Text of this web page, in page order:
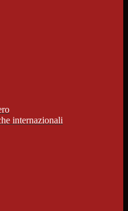
internazionali